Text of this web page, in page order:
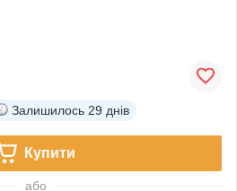
Залишилось 29 днів
Купити
або